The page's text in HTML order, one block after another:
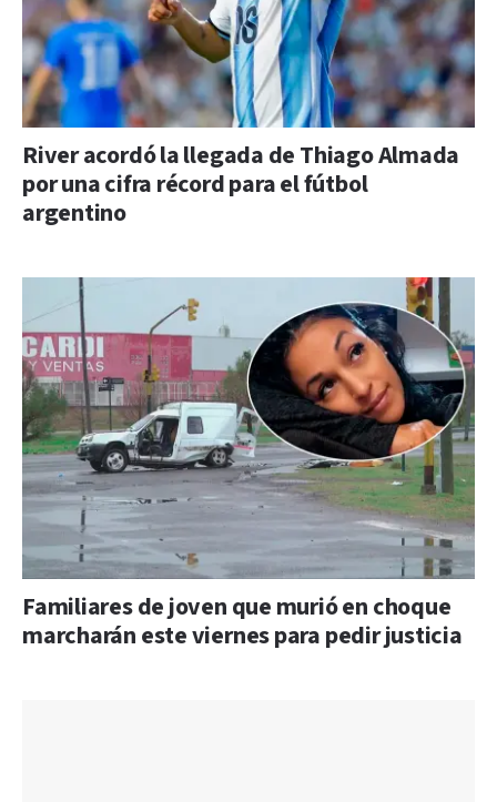
River acordó la llegada de Thiago Almada
por una cifra récord para el fútbol
argentino
Familiares de joven que murió en choque
marcharán este viernes para pedir justicia